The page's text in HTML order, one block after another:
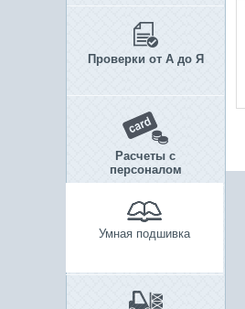
Проверки от А до Я
Расчеты с
персоналом
Умная подшивка